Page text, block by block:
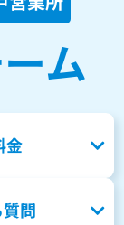
ム
金
問